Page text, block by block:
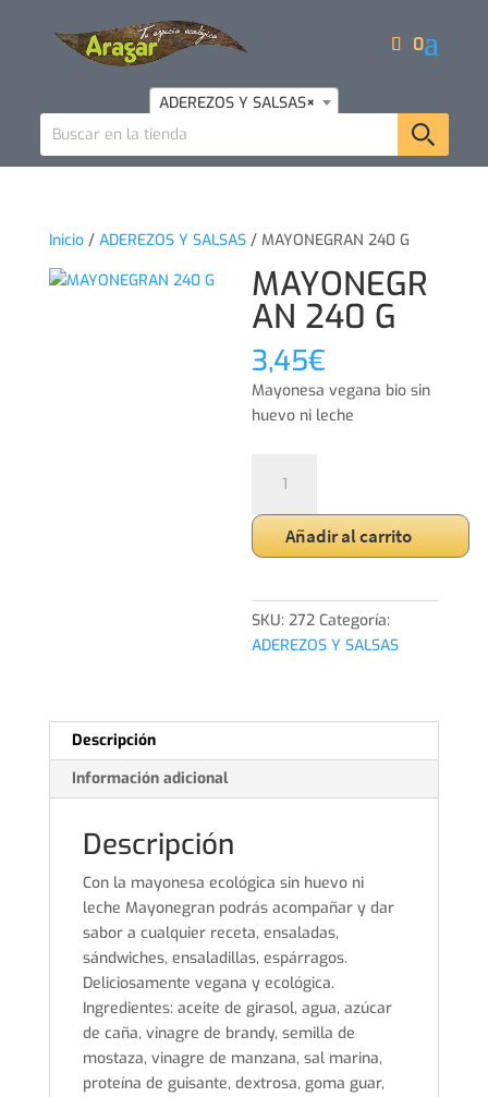
0
×
ADEREZOS Y SALSAS
Inicio/ ADEREZOS Y SALSAS/ MAYONEGRAN 240 G
MAYONEGR
AN 240 G
3,45€
Mayonesa vegana bio sin
huevo ni leche
G
cantidadAñadir al carrito
SKU:272 Categoría:
ADEREZOS Y SALSAS
Descripción
Información adicional
Descripción
Con la mayonesa ecológica sin huevo ni
leche Mayonegran podrás acompañar y dar
sabor a cualquier receta, ensaladas,
sándwiches, ensaladillas, espárragos.
Deliciosamente vegana y ecológica.
Ingredientes: aceite de girasol, agua, azúcar
de caña, vinagre de brandy, semilla de
mostaza, vinagre de manzana, sal marina,
proteína de guisante, dextrosa, goma guar,